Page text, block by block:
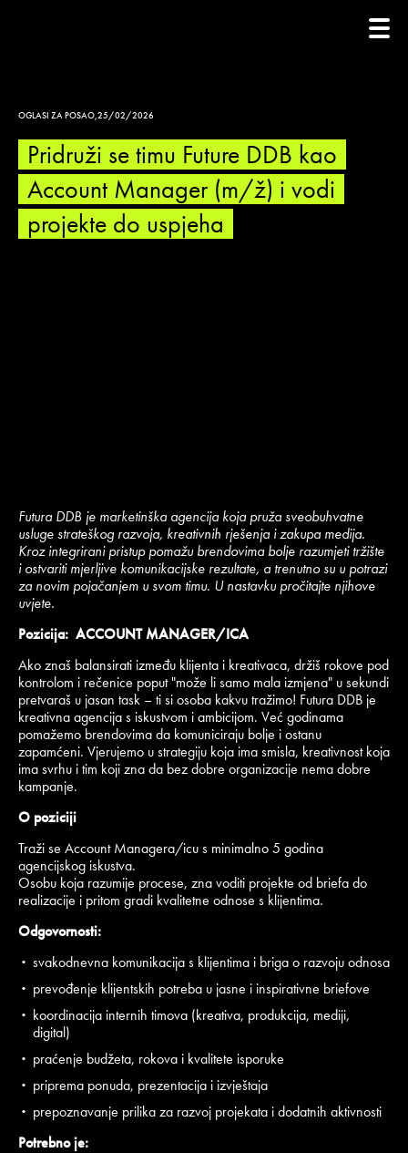
OGLASI ZA POSAO,25/02/2026
Pridruži se timu Future DDB kao
Account Manager (m/ž) i vodi
projekte do uspjeha
Futura DDB je marketinška agencija koja pruža sveobuhvatne
usluge strateškog razvoja, kreativnih rješenja i zakupa medija.
Kroz integrirani pristup pomažu brendovima bolje razumjeti tržište
i ostvariti mjerljive komunikacijske rezultate, a trenutno su u potrazi
za novim pojačanjem u svom timu. U nastavku pročitajte njihove
uvjete.
Pozicija: ACCOUNT MANAGER/ICA
Ako znaš balansirati između klijenta i kreativaca, držiš rokove pod
kontrolom i rečenice poput "može li samo mala izmjena" u sekundi
pretvaraš u jasan task – ti si osoba kakvu tražimo! Futura DDB je
kreativna agencija s iskustvom i ambicijom. Već godinama
pomažemo brendovima da komuniciraju bolje i ostanu
zapamćeni. Vjerujemo u strategiju koja ima smisla, kreativnost koja
ima svrhu i tim koji zna da bez dobre organizacije nema dobre
kampanje.
O poziciji
Traži se Account Managera/icu s minimalno 5 godina
agencijskog iskustva.
Osobu koja razumije procese, zna voditi projekte od briefa do
realizacije i pritom gradi kvalitetne odnose s klijentima.
Odgovornosti:
svakodnevna komunikacija s klijentima i briga o razvoju odnosa
prevođenje klijentskih potreba u jasne i inspirativne briefove
koordinacija internih timova (kreativa, produkcija, mediji,
digital)
praćenje budžeta, rokova i kvalitete isporuke
priprema ponuda, prezentacija i izvještaja
prepoznavanje prilika za razvoj projekata i dodatnih aktivnosti
Potrebno je: